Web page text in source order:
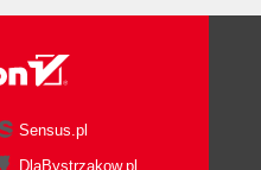
Sensus.pl
DlaBystrzakow.pl